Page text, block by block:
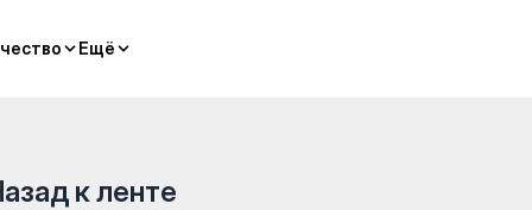
Ещё
Ещё
к ленте